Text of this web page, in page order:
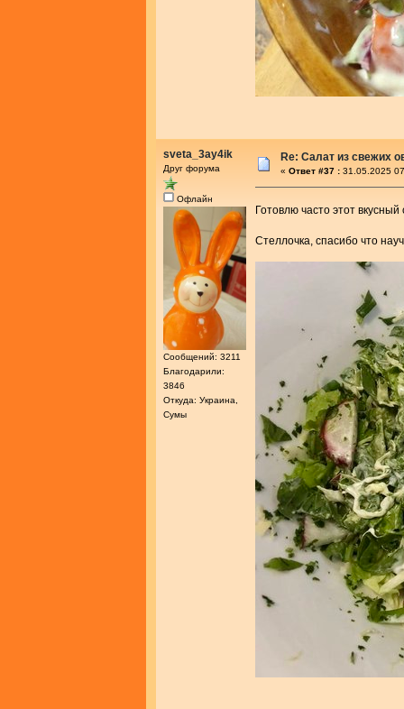
sveta_3ay4ik
Друг форума
Офлайн
Сообщений: 3211
Благодарили:
3846
Откуда: Украина,
Сумы
Re: Салат из свежих
« Ответ #37 : 31.05.2025
Готовлю часто этот
Стеллочка, спасибо что